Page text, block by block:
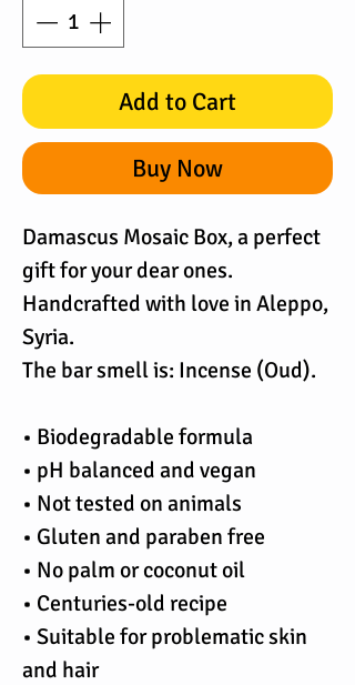
Add to Cart
Buy Now
Damascus Mosaic Box, a perfect
gift for your dear ones.
Handcrafted with love in Aleppo,
Syria.
The bar smell is: Incense (Oud).
• Biodegradable formula
• pH balanced and vegan
• Not tested on animals
• Gluten and paraben free
• No palm or coconut oil
• Centuries-old recipe
• Suitable for problematic skin
and hair